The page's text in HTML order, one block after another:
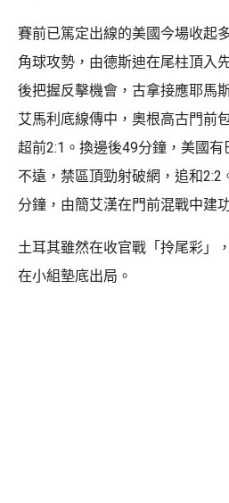
賽前已篤定出線的美國今場收起
角球攻勢，由德斯迪在尾柱頂入
後把握反擊機會，古拿接應耶馬
艾馬利底線傳中，奧根高古門前
超前2:1。換邊後49分鐘，美國
不遠，禁區頂勁射破網，追和2:2
分鐘，由簡艾漢在門前混戰中建
土耳其雖然在收官戰「拎尾彩」
在小組墊底出局。